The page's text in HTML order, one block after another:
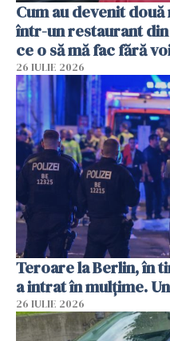
Cum au devenit
într-un restaurant din
ce o să mă fac fără
26 IULIE 2026
Teroare la Berlin, în
a intrat în mulțime.
26 IULIE 2026